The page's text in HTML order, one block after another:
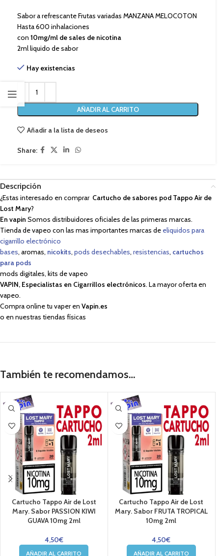
Sabor a refrescante Frutas variadas MANZANA MELOCOTON
Hasta 600 inhalaciones
con 10mg/ml de sales de nicotina
2ml liquido de sabor
Hay existencias
AÑADIR AL CARRITO
Añadir a la lista de deseos
Share:
Descripción
¿Estas interesado en comprar Cartucho de sabores pod Tappo Air de
Lost Mary?
En vapin Somos distribuidores oficiales de las primeras marcas.
Tienda de vapeo con las mas importantes marcas de eliquidos para
cigarrillo electrónico
bases, aromas, nicokits, pods desechables, resistencias, cartuchos
para pods
mods digitales, kits de vapeo
VAPIN, Especialistas en Cigarrillos electrónicos. La mayor oferta en
vapeo.
Compra online tu vaper en Vapin.es
o en nuestras tiendas físicas
También te recomendamos…
Cartucho Tappo Air de Lost
Mary. Sabor PASSION KIWI
GUAVA 10mg 2ml
4,50€
AÑADIR AL CARRITO
Cartucho Tappo Air de Lost
Mary. Sabor FRUTA TROPICAL
10mg 2ml
4,50€
AÑADIR AL CARRITO